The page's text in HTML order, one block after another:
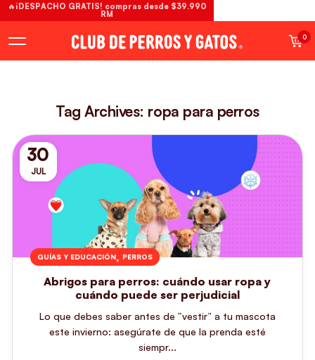
0
Tag Archives: ropa para perros
30
JUL
GUÍAS Y EDUCACIÓN, PERROS
Abrigos para perros: cuándo usar ropa y
cuándo puede ser perjudicial
Lo que debes saber antes de “vestir” a tu mascota
este invierno: asegúrate de que la prenda esté
siempr...
🔥¡DESPACHO GRATIS! compras desde $39.990
RM